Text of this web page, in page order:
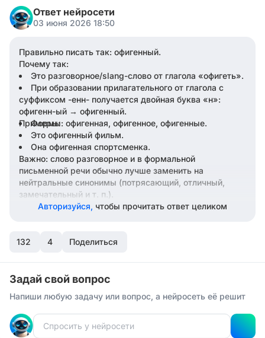
Ответ нейросети
03 июня 2026 18:50
Правильно писать так: офигенный.
Почему так:
Это разговорное/slang-слово от глагола «офигеть».
При образовании прилагательного от глагола с
суффиксом -енн- получается двойная буква «н»:
офигенн-ый → офигенный.
Формы: офигенная, офигенное, офигенные.
Примеры:
Это офигенный фильм.
Она офигенная спортсменка.
Важно: слово разговорное и в формальной
письменной речи обычно лучше заменить на
нейтральные синонимы (потрясающий, отличный,
замечательный и т. п.).
Авторизуйся, чтобы прочитать ответ целиком
132 4 Поделиться
Задай свой вопрос
Напиши любую задачу или вопрос, а нейросеть её решит